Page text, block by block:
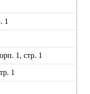
1
1, стр. 1
1